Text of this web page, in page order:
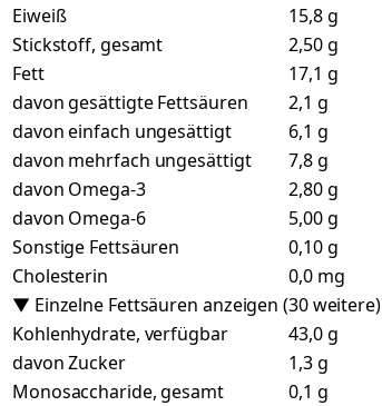
Eiweiß 15,8 g
Stickstoff, gesamt
2,50 g
Fett
17,1 g
davon gesättigte Fettsäuren
2,1 g
davon einfach ungesättigt
6,1 g
davon mehrfach ungesättigt
7,8 g
davon Omega-3
2,80 g
davon Omega-6
5,00 g
Sonstige Fettsäuren
0,10 g
Cholesterin
0,0 mg
▼ Einzelne Fettsäuren anzeigen (30 weitere)
Kohlenhydrate, verfügbar
43,0 g
davon Zucker
1,3 g
Monosaccharide, gesamt
0,1 g